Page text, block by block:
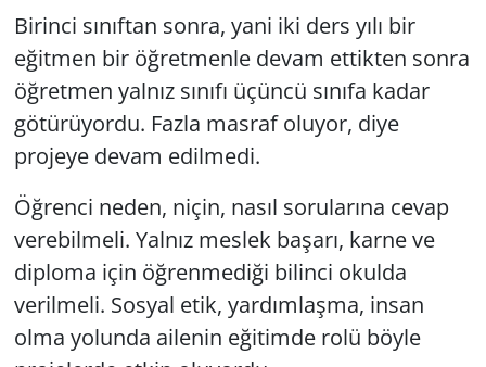
Birinci sınıftan sonra, yani iki ders yılı bir
eğitmen bir öğretmenle devam ettikten sonra
öğretmen yalnız sınıfı üçüncü sınıfa kadar
götürüyordu. Fazla masraf oluyor, diye
projeye devam edilmedi.
Öğrenci neden, niçin, nasıl sorularına cevap
verebilmeli. Yalnız meslek başarı, karne ve
diploma için öğrenmediği bilinci okulda
verilmeli. Sosyal etik, yardımlaşma, insan
olma yolunda ailenin eğitimde rolü böyle